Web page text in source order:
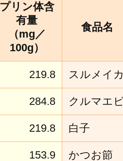
プリン体含
有量
（mg／
100g）
食品名
219.8 スルメイ
284.8 クルマエ
219.8 白子
153.9 かつお節